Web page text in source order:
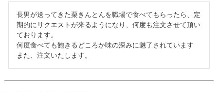
長男が送ってきた栗きんとんを職場で食べてもらったら、定
期的にリクエストが来るようになり、何度も注文させて頂い
ております。
何度食べても飽きるどころか味の深みに魅了されています
また、注文いたします。